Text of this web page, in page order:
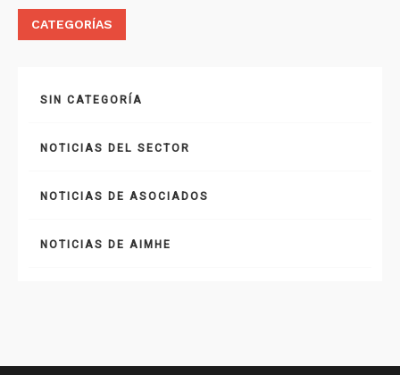
CATEGORÍAS
SIN CATEGORÍA
NOTICIAS DEL SECTOR
NOTICIAS DE ASOCIADOS
NOTICIAS DE AIMHE